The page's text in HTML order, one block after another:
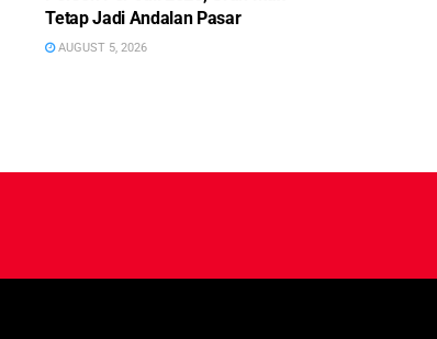
Tetap Jadi Andalan Pasar
AUGUST 5, 2026